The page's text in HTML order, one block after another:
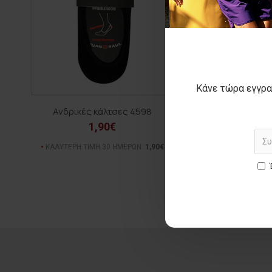
Κάνε τώρα
Ανδρικές κάλτσες 4598
1,90€
ΚΑΛΥΤΕΡΗ ΤΙΜΗ 30 ΗΜΕΡΩΝ: 1,90€
35,00€
ΑΡΧΙΚΗ
(-30%)
ΚΑΛΥΤΕΡΗ ΤΙΜΗ 30